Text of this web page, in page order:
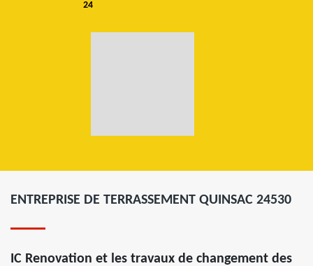
24
ENTREPRISE DE TERRASSEMENT QUINSAC 24530
IC Renovation et les travaux de changement des